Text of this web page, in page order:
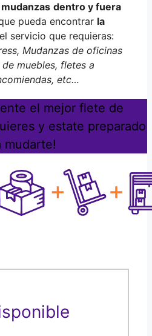
dentro y fuera
pueda encontrar la
servicio que requieras:
Mudanzas de oficinas
muebles, fletes a
etc…
el mejor flete de
y estate preparado
mudarte!